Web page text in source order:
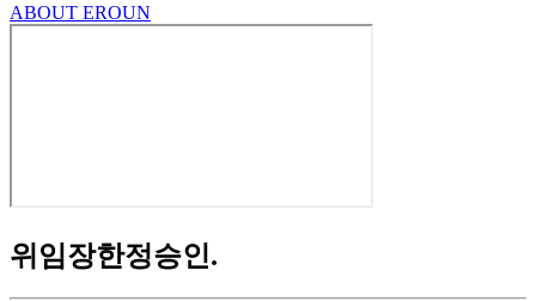
ABOUT EROUN
위임장한정승인.